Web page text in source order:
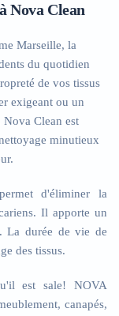
Nova Clean
Marseille, la
du quotidien
de vos tissus
exigeant ou un
Clean est
minutieux
d'éliminer la
Il apporte un
La durée de vie de
des tissus.
est sale! NOVA
canapés,